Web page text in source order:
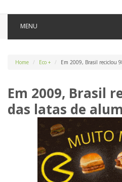
MENU
Home Eco + Em 2009, Brasil reciclou
Em 2009, Brasil
das latas de